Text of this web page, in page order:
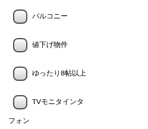
バルコニー
値下げ物件
ゆったり8帖以上
TVモニタインタ
フォン